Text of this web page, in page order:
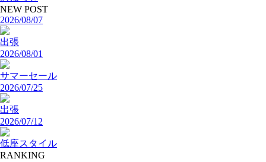
NEW POST
2026/08/07
出張
2026/08/01
サマーセール
2026/07/25
出張
2026/07/12
低座スタイル
RANKING